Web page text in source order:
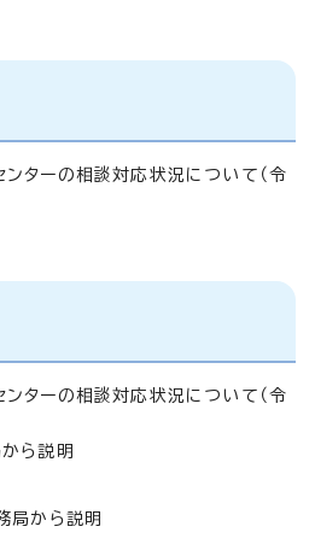
ターの相談対応状況について（令
ターの相談対応状況について（令
ら説明
局から説明